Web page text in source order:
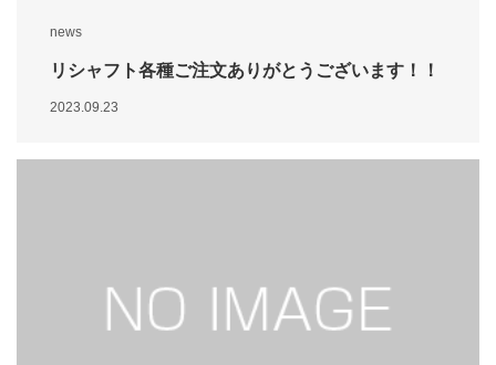
news
リシャフト各種ご注文ありがとうございます！！
2023.09.23